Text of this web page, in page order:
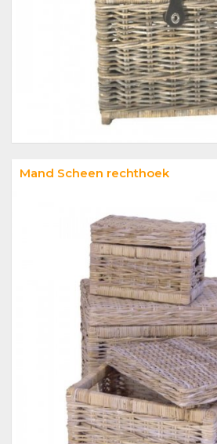
Mand Scheen rechthoek